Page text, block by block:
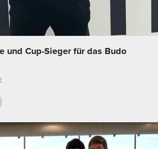
und Cup-Sieger für das Budo